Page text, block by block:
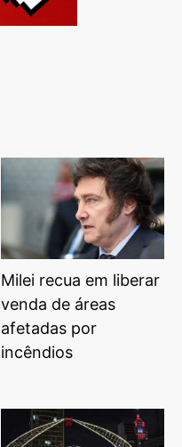
Milei recua em liberar
venda de áreas
afetadas por
incêndios